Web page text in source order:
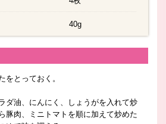
40g
をとっておく。
ダ油、にんにく、しょうがを入れて炒
豚肉、ミニトマトを順に加えて炒めた